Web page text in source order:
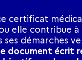
certificat
elle contribue à
ses démarches
document écrit